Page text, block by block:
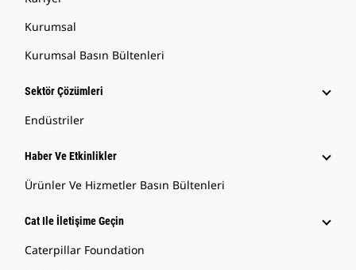
Kurumsal
Kurumsal Basın Bültenleri
Sektör Çözümleri
Endüstriler
Haber Ve Etkinlikler
Ürünler Ve Hizmetler Basın Bültenleri
Cat Ile İletişime Geçin
Caterpillar Foundation